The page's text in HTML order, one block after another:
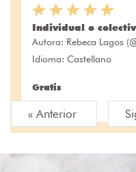
Individual o
Autora: Rebeca Lagos
Idioma: Castellano
Gratis
« Anterior